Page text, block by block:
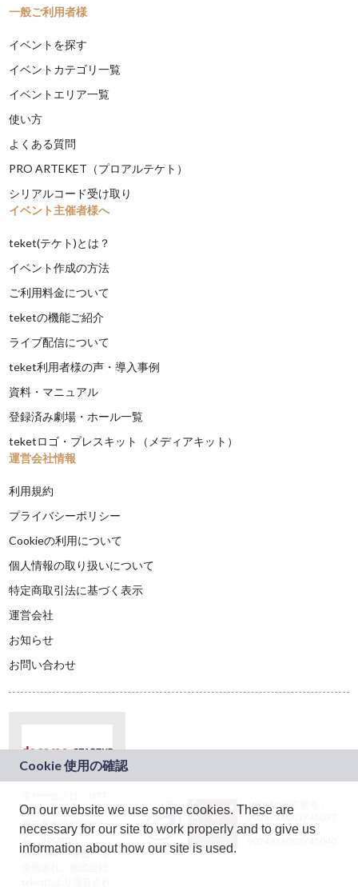
一般ご利用者様
イベントを探す
イベントカテゴリ一覧
イベントエリア一覧
使い方
よくある質問
PRO ARTEKET（プロアルテケト）
シリアルコード受け取り
イベント主催者様へ
teket(テケト)とは？
イベント作成の方法
ご利用料金について
teketの機能ご紹介
ライブ配信について
teket利用者様の声・導入事例
資料・マニュアル
登録済み劇場・ホール一覧
teketロゴ・プレスキット（メディアキット）
運営会社情報
利用規約
プライバシーポリシー
Cookieの利用について
個人情報の取り扱いについて
特定商取引法に基づく表示
運営会社
お知らせ
お問い合わせ
ドコモグループの新
規事業創出プログラ
ム「docomo
STARTUP」を通じて
JASRAC許諾番号：
9024936001Y45037
JASRAC許諾番号：
On our website we use some cookies. These are
necessary for our site to work properly and to give us
information about how our site is used.